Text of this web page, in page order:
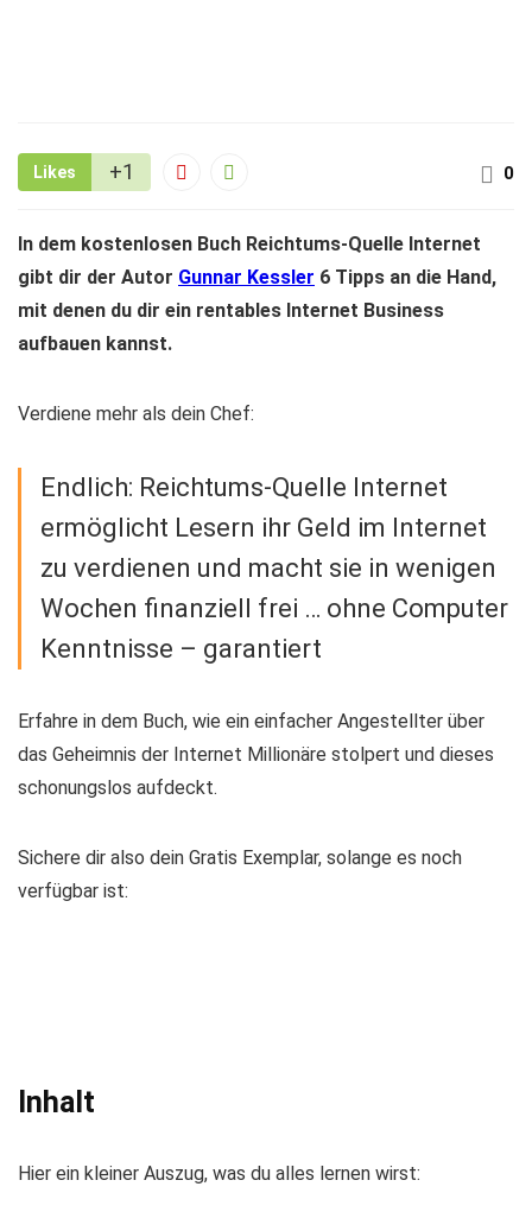
0
Likes +1
In dem kostenlosen Buch Reichtums-Quelle Internet
gibt dir der Autor Gunnar Kessler 6 Tipps an die Hand,
mit denen du dir ein rentables Internet Business
aufbauen kannst.
Verdiene mehr als dein Chef:
Endlich: Reichtums-Quelle Internet
ermöglicht Lesern ihr Geld im Internet
zu verdienen und macht sie in wenigen
Wochen finanziell frei … ohne Computer
Kenntnisse – garantiert
Erfahre in dem Buch, wie ein einfacher Angestellter über
das Geheimnis der Internet Millionäre stolpert und dieses
schonungslos aufdeckt.
Sichere dir also dein Gratis Exemplar, solange es noch
verfügbar ist:
Inhalt
Hier ein kleiner Auszug, was du alles lernen wirst: